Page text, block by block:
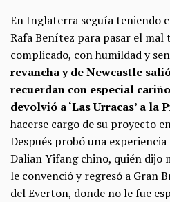
En Inglaterra seguía teniendo
Rafa Benítez para pasar el
complicado, con humildad y
revancha y de Newcastle
recuerdan con especial
devolvió a ‘Las Urracas’ a la
hacerse cargo de su proyecto
Después probó una
Dalian Yifang chino, quién dijo
le convenció y regresó a Gran
del Everton, donde no le fue